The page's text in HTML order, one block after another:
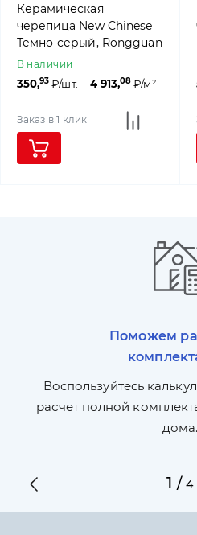
Керамическая
черепица New Chinese
Темно-серый, Rongguan
В наличии
350,93₽/шт. 4 913,08₽/м²
Заказ в 1 клик
Поможем
Воспользуйтесь
расчет полной
дома.
1 /4